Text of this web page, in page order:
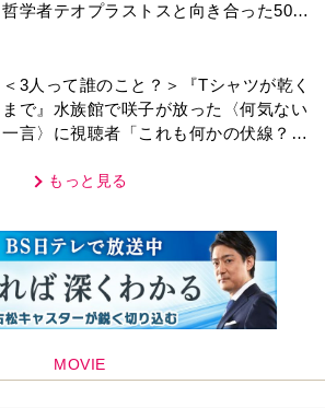
哲学者テオプラストスと向き合った50
＜3人って誰のこと？＞『Tシャツが乾く
まで』水族館で咲子が放った〈何気ない
一言〉に視聴者「これも何かの伏線？」
もっと見る
MOVIE